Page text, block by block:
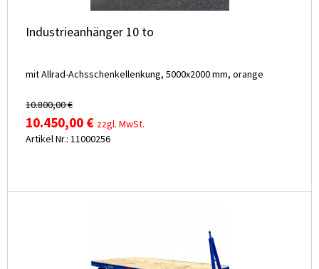
Industrieanhänger 10 to
mit Allrad-Achsschenkellenkung, 5000x2000 mm, orange
10.800,00 €
10.450,00 € zzgl. MwSt.
Artikel Nr.: 11000256